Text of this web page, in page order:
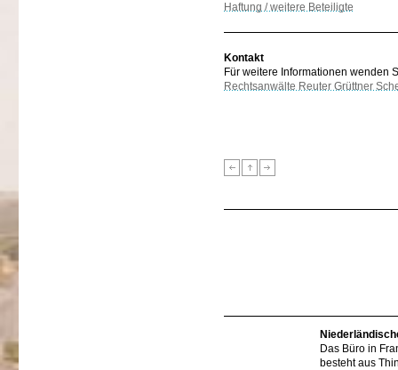
Haftung / weitere Beteiligte
Kontakt
Für weitere Informationen wenden
Rechtsanwälte Reuter Grüttner
Das Büro in
besteht aus